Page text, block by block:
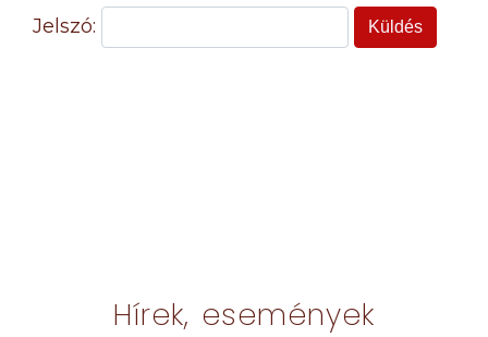
Jelszó:
Hírek, események